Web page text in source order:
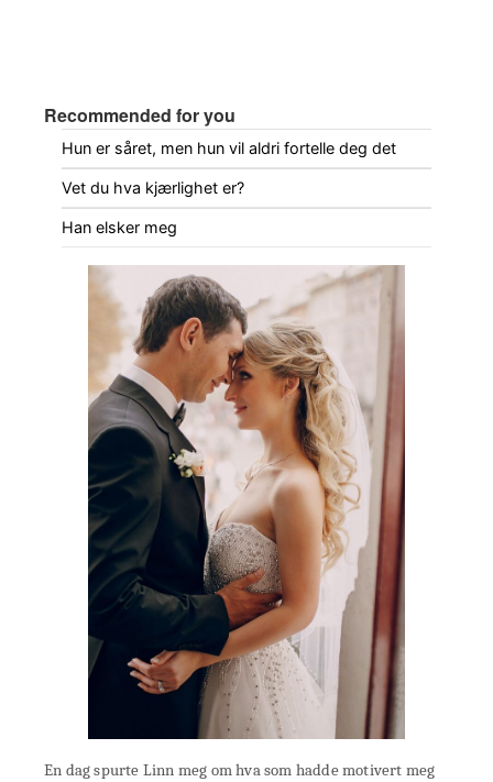
Recommended for you
Hun er såret, men hun vil aldri fortelle deg det
Vet du hva kjærlighet er?
Han elsker meg
En dag spurte Linn meg om hva som hadde motivert meg